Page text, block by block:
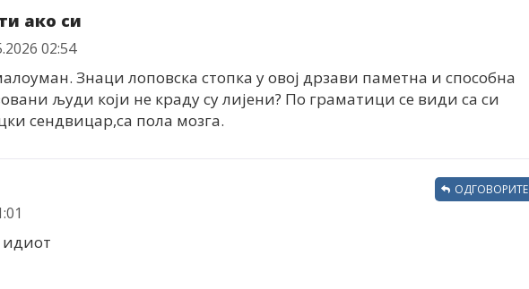
ако си
02:54
Знаци лоповска стопка у овој дрзави паметна и способна
људи који не краду су лијени? По граматици се види са си
сендвицар,са пола мозга.
ОДГОВОРИТЕ